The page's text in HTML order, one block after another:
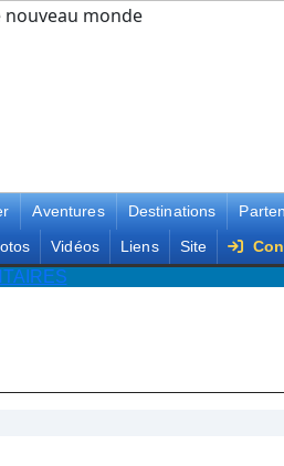
Aventures Destinations
Vidéos Liens Site